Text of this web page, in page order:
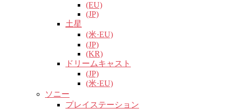
(EU)
(JP)
土星
(米·EU)
(JP)
(KR)
ドリームキャスト
(JP)
(米·EU)
ソニー
プレイステーション